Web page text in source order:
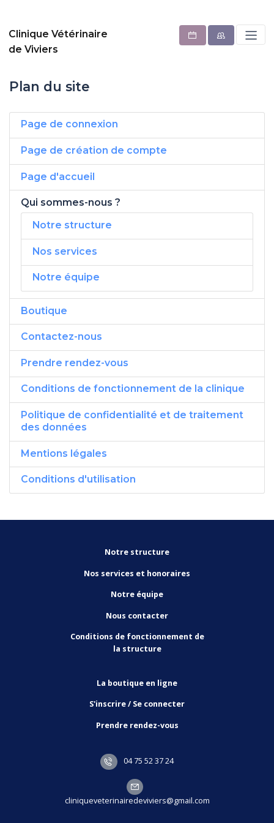
Clinique Vétérinaire
de Viviers
Plan du site
Page de connexion
Page de création de compte
Page d'accueil
Qui sommes-nous ?
Notre structure
Nos services
Notre équipe
Boutique
Contactez-nous
Prendre rendez-vous
Conditions de fonctionnement de la clinique
Politique de confidentialité et de traitement
des données
Mentions légales
Conditions d'utilisation
Notre structure
Nos services et honoraires
Notre équipe
Nous contacter
Conditions de fonctionnement de
la structure
La boutique en ligne
S'inscrire / Se connecter
Prendre rendez-vous
04 75 52 37 24
cliniqueveterinairedeviviers@gmail.com